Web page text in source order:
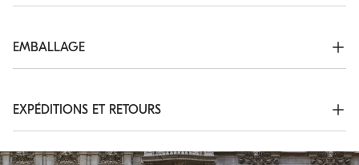
Double poignée
Poche extérieure à zip
À l’intérieur, pattes en cuir avec boutons-pression pour régler
Toutes les parties en métal sont sans Nickel
L’accessoire mesure environ 44 cm de longueur, 38 cm de
EMBALLAGE
valeurs de l’entreprise. Fabriqué à partir de sources certifiées
FSC®, l’emballage intérieur a été mis au point pour être
réutilisé : son système de montage permet de l’aplatir et de le
EXPÉDITIONS ET RETOURS